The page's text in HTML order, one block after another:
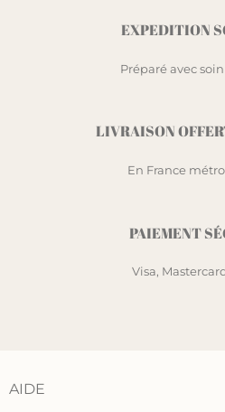
EXPEDITION
Préparé avec
LIVRAISON
En France
PAIEMENT
Visa,
AIDE